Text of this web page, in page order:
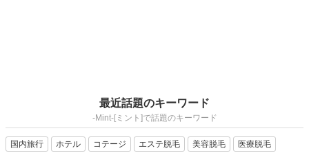
最近話題のキーワード
-Mint-[ミント]で話題のキーワード
国内旅行 ホテル コテージ エステ脱毛 美容脱毛 医療脱毛